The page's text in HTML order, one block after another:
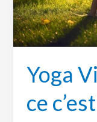
Yoga
ce